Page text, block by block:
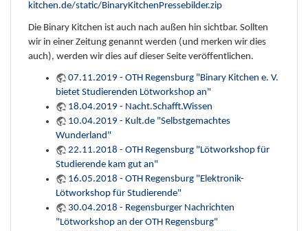
kitchen.de/static/BinaryKitchenPressebilder.zip
Die Binary Kitchen ist auch nach außen hin sichtbar. Sollten
wir in einer Zeitung genannt werden (und merken wir dies
auch), werden wir dies auf dieser Seite veröffentlichen.
07.11.2019 - OTH Regensburg "Binary Kitchen e. V.
bietet Studierenden Lötworkshop an"
18.04.2019 - Nacht.Schafft.Wissen
10.04.2019 - Kult.de "Selbstgemachtes
Wunderland"
22.11.2018 - OTH Regensburg "Lötworkshop für
Studierende kam gut an"
16.05.2018 - OTH Regensburg "Elektronik-
Lötworkshop für Studierende"
30.04.2018 - Regensburger Nachrichten
"Lötworkshop an der OTH Regensburg"